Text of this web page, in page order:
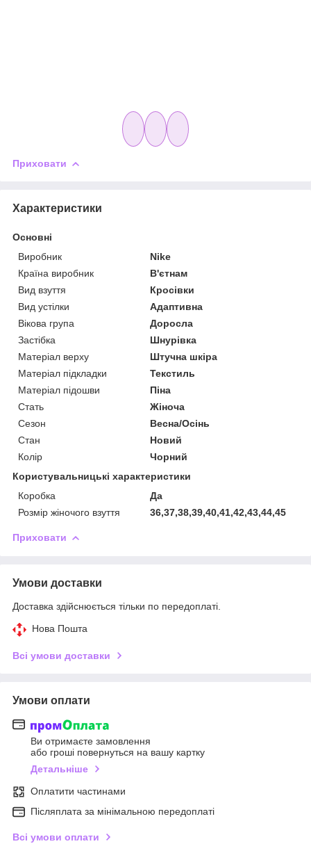
Приховати
Характеристики
Основні
Виробник
Nike
Країна виробник
В'єтнам
Вид взуття
Кросівки
Вид устілки
Адаптивна
Вікова група
Доросла
Застібка
Шнурівка
Матеріал верху
Штучна шкіра
Матеріал підкладки
Текстиль
Матеріал підошви
Піна
Стать
Жіноча
Сезон
Весна/Осінь
Стан
Новий
Колір
Чорний
Користувальницькі характеристики
Коробка
Да
Розмір жіночого взуття
36,37,38,39,40,41,42,43,44,45
Приховати
Умови доставки
Доставка здійснюється тільки по передоплаті.
Нова Пошта
Всі умови доставки
Умови оплати
Ви отримаєте замовлення
або гроші повернуться на вашу картку
Детальніше
Оплатити частинами
Післяплата за мінімальною передоплаті
Всі умови оплати